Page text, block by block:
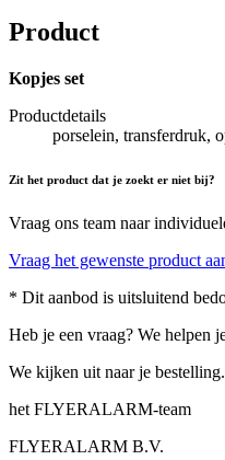
Product
Kopjes set
Productdetails
porselein, transferdruk,
Zit het product dat je zoekt er niet bij?
Vraag ons team naar
Vraag het gewenste product
* Dit aanbod is uitsluitend
Heb je een vraag? We helpen
We kijken uit naar je bestelling.
het FLYERALARM-team
FLYERALARM B.V.